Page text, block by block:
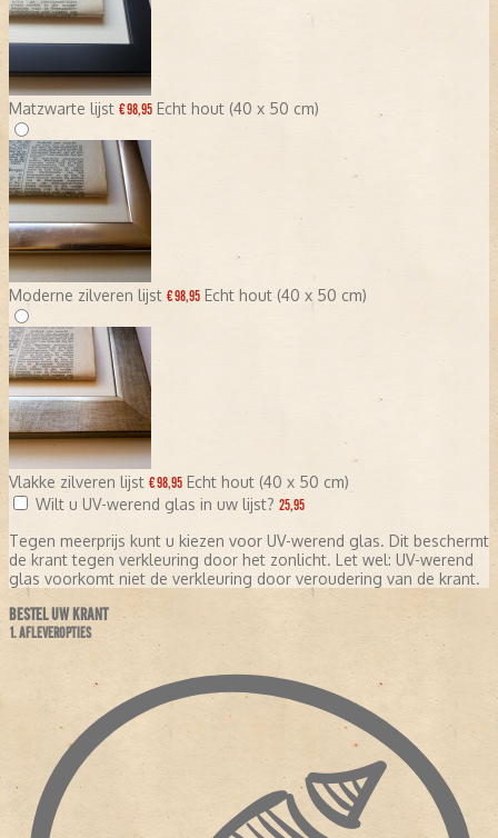
Matzwarte lijst € 98,95 Echt hout (40 x 50 cm)
Moderne zilveren lijst € 98,95 Echt hout (40 x 50 cm)
Vlakke zilveren lijst € 98,95 Echt hout (40 x 50 cm)
Wilt u UV-werend glas in uw lijst? 25,95
Tegen meerprijs kunt u kiezen voor UV-werend glas. Dit beschermt
de krant tegen verkleuring door het zonlicht. Let wel: UV-werend
glas voorkomt niet de verkleuring door veroudering van de krant.
BESTEL UW KRANT
1. AFLEVEROPTIES